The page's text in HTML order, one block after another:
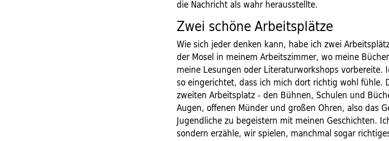
die Nachricht als wahr herausstellte.
Zwei schöne Arbeitsplätze
Wie sich jeder denken kann, habe ich zwei
der Mosel in meinem Arbeitszimmer, wo meine
meine Lesungen oder Literaturworkshops vorbereite.
so eingerichtet, dass ich mich dort richtig wohl fühle.
zweiten Arbeitsplatz - den Bühnen, Schulen und
Augen, offenen Münder und großen Ohren, also das
Jugendliche zu begeistern mit meinen Geschichten.
sondern erzähle, wir spielen, manchmal sogar